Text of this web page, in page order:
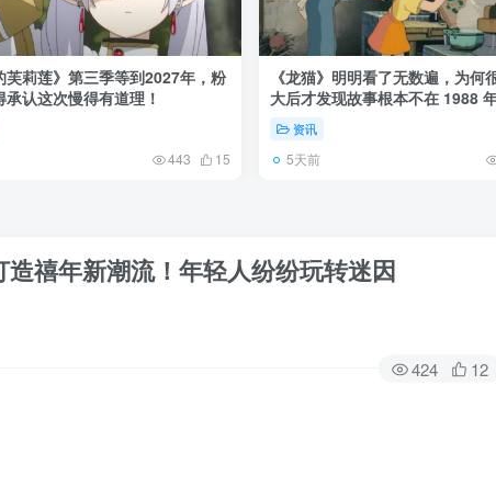
芙莉莲》第三季等到2027年，粉
承认这次慢得有道理！
443 15
《龙猫》明明看了无数遍，为何
大后才发现故事根本不在 1988
资讯
5天前
禧年新潮流！年轻人纷纷玩转迷因
424 12